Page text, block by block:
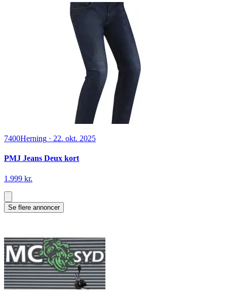
7400Herning · 22. okt. 2025
Bell Star Demo - Før kr. 4.199,-
2.499 kr.